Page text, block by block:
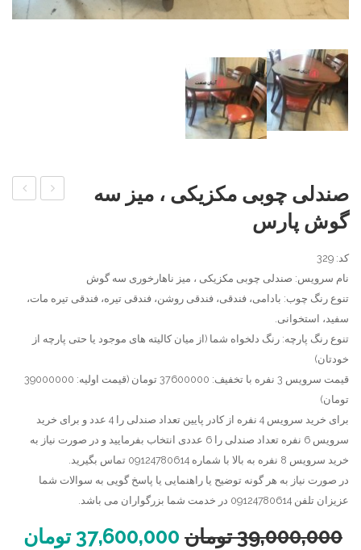
ناهار
صندلی چوبی مکزیکی ، میز سه
گوش پارس
کد: 329
نام سرویس: صندلی چوبی مکزیکی ، میز ناهارخوری سه گوش
تنوع رنگ چوب: بادامی، فندقی، فندقی روشن، فندقی تیره، فندقی تیره مات،
سفید، استخوانی.
تنوع رنگ پارچه: رنگ دلخواه شما (از میان کالیته های موجود یا حتی پارچه از
خودتان)
قیمت سرویس 3 نفره با تخفیف: 37600000 تومان (قیمت اولیه: 39000000
تومان)
برای خرید سرویس 4 نفره از کادر پایین تعداد صندلی را 4 عدد و برای خرید
سرویس 6 نفره تعداد صندلی را 6 عددی انتخاب بفرمایید و در صورت نیاز به
خرید سرویس 8 نفره به بالا با شماره 09124780614 تماس بگیرید.
در صورت نیاز به هر گونه توضیح یا راهنمایی یا پاسخ گویی به سوالات شما
عزیزان تلفن 09124780614 در خدمت شما بزرگواران می باشد.
39,000,000 تومان 37,600,000 تومان